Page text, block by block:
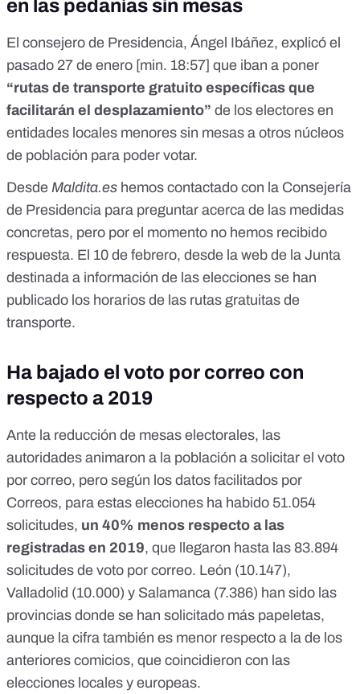
en las pedanías sin mesas
El consejero de Presidencia, Ángel Ibáñez, explicó el
pasado 27 de enero [min. 18:57] que iban a poner
“rutas de transporte gratuito específicas que
facilitarán el desplazamiento” de los electores en
entidades locales menores sin mesas a otros núcleos
de población para poder votar.
Desde Maldita.es hemos contactado con la Consejería
de Presidencia para preguntar acerca de las medidas
concretas, pero por el momento no hemos recibido
respuesta. El 10 de febrero, desde la web de la Junta
destinada a información de las elecciones se han
publicado los horarios de las rutas gratuitas de
transporte.
Ha bajado el voto por correo con
respecto a 2019
Ante la reducción de mesas electorales, las
autoridades animaron a la población a solicitar el voto
por correo, pero según los datos facilitados por
Correos, para estas elecciones ha habido 51.054
solicitudes, un 40% menos respecto a las
registradas en 2019, que llegaron hasta las 83.894
solicitudes de voto por correo. León (10.147),
Valladolid (10.000) y Salamanca (7.386) han sido las
provincias donde se han solicitado más papeletas,
aunque la cifra también es menor respecto a la de los
anteriores comicios, que coincidieron con las
elecciones locales y europeas.